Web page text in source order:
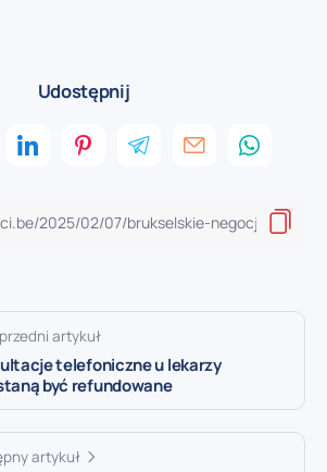
Udostępnij
artykuł
telefoniczne u lekarzy
być refundowane
artykuł